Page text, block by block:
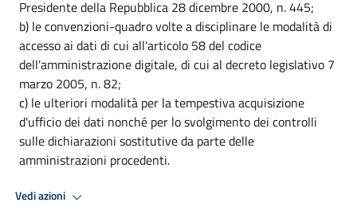
Presidente della Repubblica 28 dicembre 2000, n. 445;
b) le convenzioni-quadro volte a disciplinare le modalità di
accesso ai dati di cui all'articolo 58 del codice
dell'amministrazione digitale, di cui al decreto legislativo 7
marzo 2005, n. 82;
c) le ulteriori modalità per la tempestiva acquisizione
d'ufficio dei dati nonché per lo svolgimento dei controlli
sulle dichiarazioni sostitutive da parte delle
amministrazioni procedenti.
Vedi azioni